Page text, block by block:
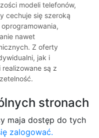
modeli telefonów,
cechuje się szeroką
nawet
Z oferty
jak i
realizowane są z
stronach
maja dostęp do tych
zalogować.